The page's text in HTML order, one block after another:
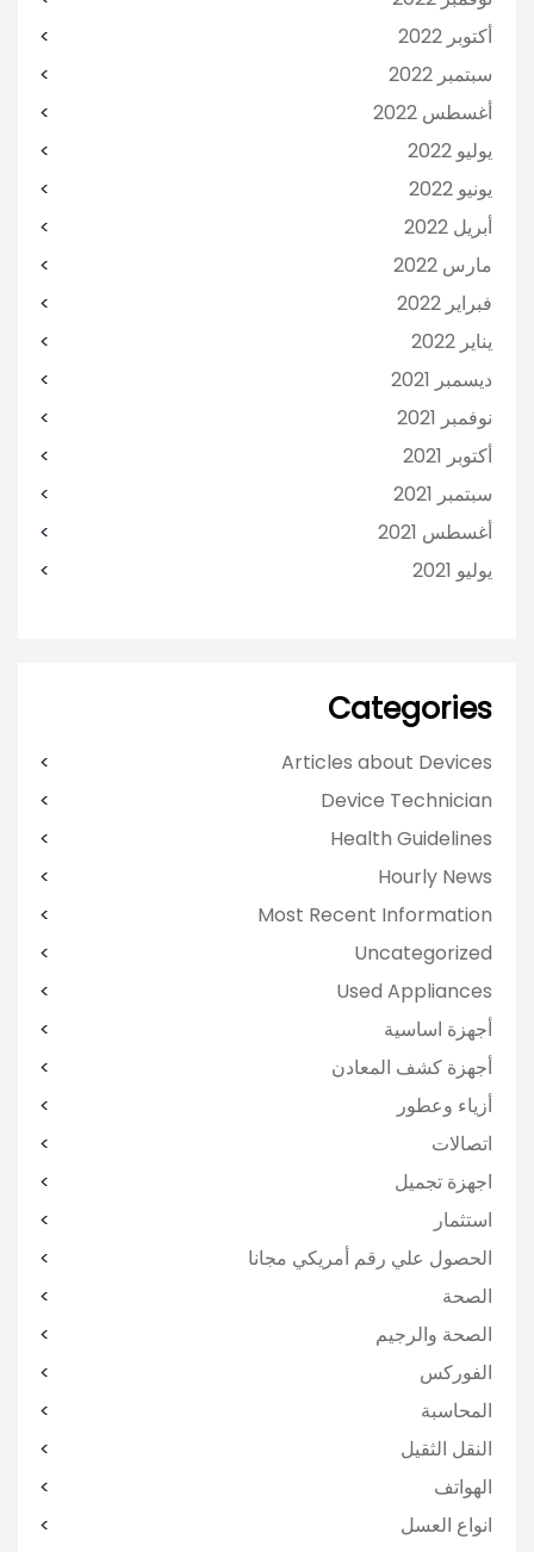
أكتوبر 2022
سبتمبر 2022
أغسطس 2022
يوليو 2022
يونيو 2022
أبريل 2022
مارس 2022
فبراير 2022
يناير 2022
ديسمبر 2021
نوفمبر 2021
أكتوبر 2021
سبتمبر 2021
أغسطس 2021
يوليو 2021
Categories
Articles about Devices
Device Technician
Health Guidelines
Hourly News
Most Recent Information
Uncategorized
Used Appliances
أجهزة اساسية
أجهزة كشف المعادن
أزياء وعطور
اتصالات
اجهزة تجميل
استثمار
الحصول علي رقم أمريكي مجانا
الصحة
الصحة والرجيم
الفوركس
المحاسبة
النقل الثقيل
الهواتف
انواع العسل